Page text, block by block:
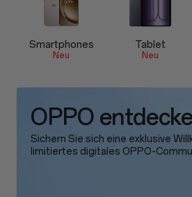
Smartphones
Neu
Tablet
Neu
OPPO
Sichern Sie sich eine exklusive
limitiertes digitales OPPO-